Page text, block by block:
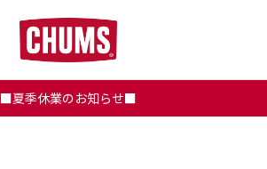
■夏季休業のお知らせ■